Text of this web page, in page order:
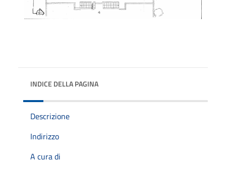
INDICE DELLA PAGINA
Descrizione
Indirizzo
A cura di